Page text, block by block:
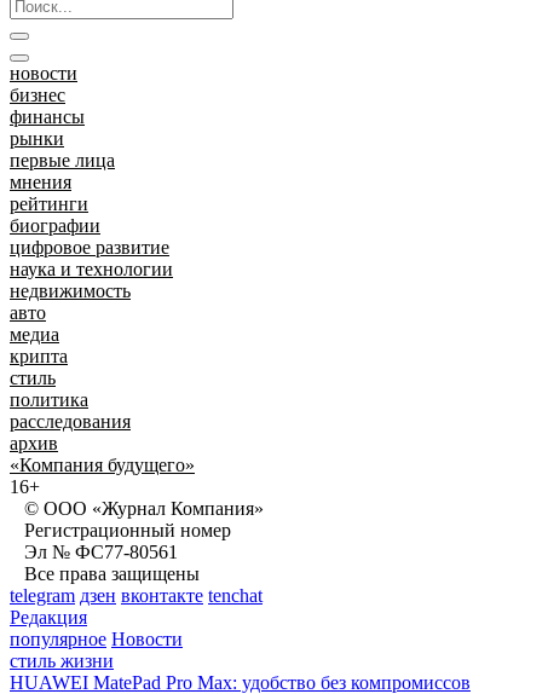
новости
бизнес
финансы
рынки
первые лица
мнения
рейтинги
биографии
цифровое развитие
наука и технологии
недвижимость
авто
медиа
крипта
стиль
политика
расследования
архив
«Компания будущего»
16+
© ООО «Журнал Компания»
Регистрационный номер
Эл № ФС77-80561
Все права защищены
telegram дзен вконтакте tenchat
Редакция
популярное Новости
стиль жизни
HUAWEI MatePad Pro Max: удобство без компромиссов